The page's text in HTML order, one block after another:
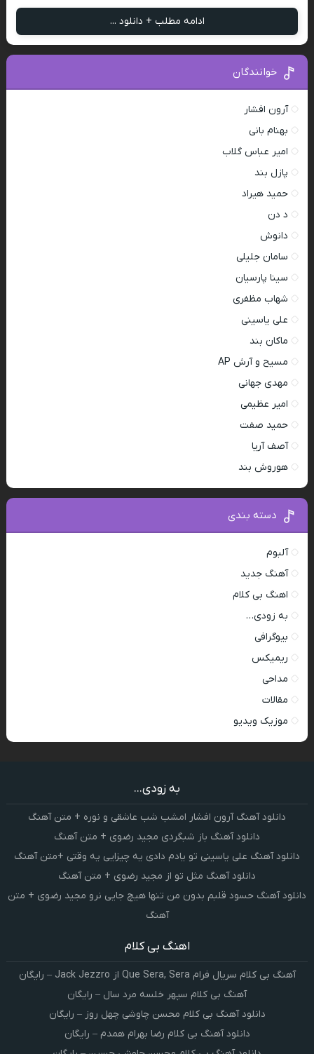
ادامه مطلب + دانلود ...
خوانندگان
آرون افشار
بهنام بانی
امیر عباس گلاب
پازل بند
حمید هیراد
د دن
دانوش
سامان جلیلی
سینا پارسیان
شهاب مظفری
علی یاسینی
ماکان بند
مسیح و آرش AP
مهدی جهانی
امیر عظیمی
حمید صفت
آصف آریا
هوروش بند
دسته بندی
آلبوم
آهنگ جدید
اهنگ بی کلام
به زودی…
بیوگرافی
ریمیکس
مداحی
مقالات
موزیک ویدیو
به زودی...
دانلود آهنگ آرون افشار امشب شب عاشقی و نوره + متن آهنگ
دانلود آهنگ باز شبگردی مجید رضوی + متن آهنگ
دانلود آهنگ علی یاسینی تو یادم دادی یه چیزایی یه وقتی +متن آهنگ
دانلود آهنگ مثل تو از مجید رضوی + متن آهنگ
دانلود آهنگ حسود قلبم بدون من تنها هیچ جایی نرو مجید رضوی + متن
آهنگ
اهنگ بی کلام
آهنگ بی کلام سریال فرام Que Sera, Sera از Jack Jezzro – رایگان
آهنگ بی کلام سپهر خلسه مرد سال – رایگان
دانلود آهنگ بی کلام محسن چاوشی چهل روز – رایگان
دانلود آهنگ بی کلام رضا بهرام همدم – رایگان